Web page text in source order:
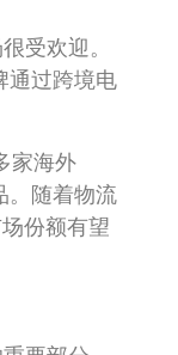
受欢迎。
通过跨境电
家海外
。随着物流
份额有望